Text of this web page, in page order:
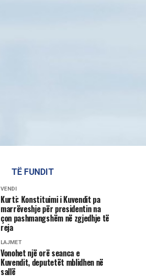
TË FUNDIT
VENDI
Kurti: Konstituimi i Kuvendit pa
marrëveshje për presidentin na
çon pashmangshëm në zgjedhje të
reja
LAJMET
Vonohet një orë seanca e
Kuvendit, deputetët mblidhen në
sallë